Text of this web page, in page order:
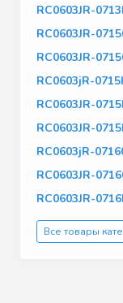
RC0603JR-
RC0603JR-
RC0603JR-
RC0603jR-
RC0603JR-
RC0603JR-
RC0603jR-
RC0603JR-
RC0603JR-
Все товары